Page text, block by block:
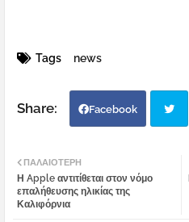
Tags news
Facebook
ΠΑΛΑΙΌΤΕΡΗ
Η Apple αντιτίθεται στον νόμο
επαλήθευσης ηλικίας της
Καλιφόρνια